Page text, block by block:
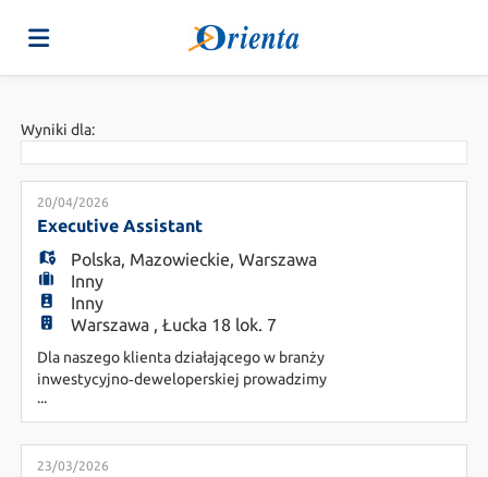
główna
Oferty
Pracy
Załaduj
swoje
Login
Wyniki dla:
20/04/2026
Executive Assistant
Polska, Mazowieckie, Warszawa
Inny
Inny
Warszawa , Łucka 18 lok. 7
Dla naszego klienta działającego w branży
inwestycyjno‑deweloperskiej prowadzimy
rekrutację na stanowisko Executive Assistant
Miejsce pracy: Warszawa Rodzaj pracy: Praca
stacjonarna Rodzaj współpracy: B2B/UoP
Raportowanie: Zarząd/OM Szukamy osoby, na
...
23/03/2026